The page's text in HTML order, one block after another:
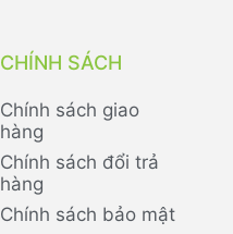
CHÍNH SÁCH
Chính sách giao
hàng
Chính sách đổi trả
hàng
Chính sách bảo mật